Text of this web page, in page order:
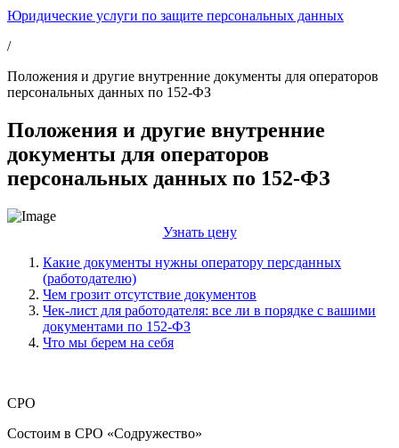
Юридические услуги по защите персональных данных
/
Положения и другие внутренние документы для операторов
персональных данных по 152-ФЗ
Положения и другие внутренние
документы для операторов
персональных данных по 152-ФЗ
Узнать цену
Какие документы нужны оператору персданных
(работодателю)
Чем грозит отсутствие документов
Чек-лист для работодателя: все ли в порядке с вашими
документами по 152-ФЗ
Что мы берем на себя
СРО
Состоим в СРО «Содружество»